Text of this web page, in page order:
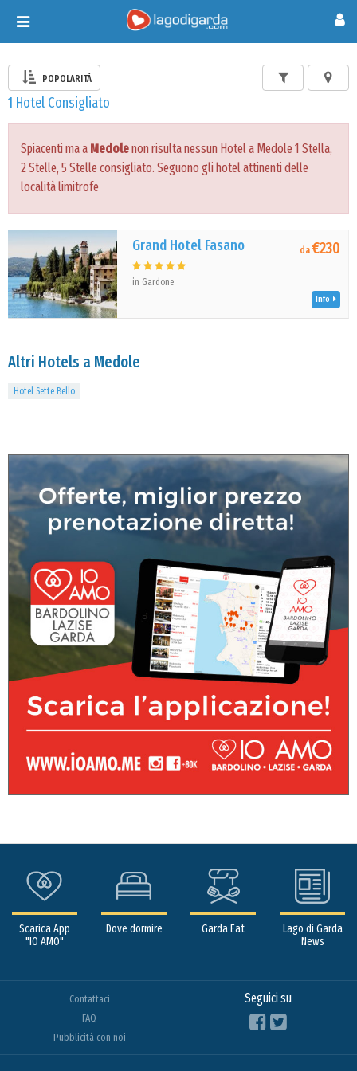
Toggle
navigation
POPOLARITÀ
1 Hotel Consigliato
Spiacenti ma a Medolenon risulta nessun Hotel a Medole 1 Stella,
2 Stelle, 5 Stelle consigliato. Seguono gli hotel attinenti delle
località limitrofe
Grand Hotel Fasano
in Gardone
da€230
Info
Altri Hotels a Medole
Hotel Sette Bello
Scarica App
"IO AMO"
Dove dormire Garda Eat
Lago di Garda
News
Contattaci
FAQ
Pubblicità con noi
Seguici su